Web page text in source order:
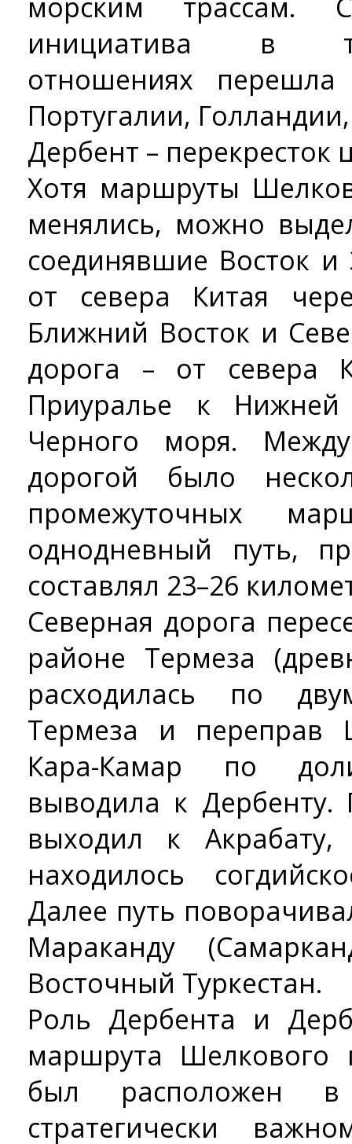
инициатива в
отношениях
Португалии,
Дербент – перекресток
Хотя маршруты
менялись, можно
соединявшие Восток
от севера Китая
Ближний Восток и
дорога – от севера
Приуралье к
Черного моря.
дорогой было
промежуточных
однодневный путь,
составлял 23–26
Северная дорога
районе Термеза
расходилась по
Термеза и переправ
Кара-Камар по
выводила к Дербенту.
выходил к Акрабату,
находилось
Далее путь
Мараканду
Восточный Туркестан.
Роль Дербента и
маршрута Шелкового
был расположен
стратегически